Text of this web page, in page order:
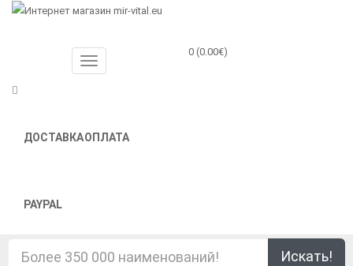
ДОСТАВКАОПЛАТА
PAYPAL
0 (0.00€)
Искать!